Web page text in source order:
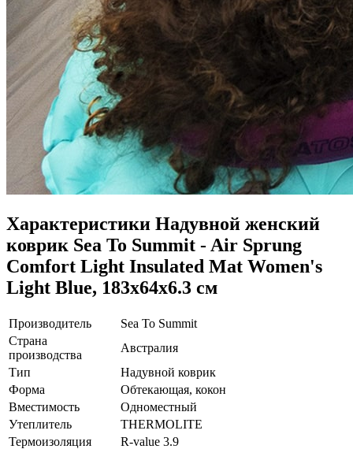
Характеристики Надувной женский
коврик Sea To Summit - Air Sprung
Comfort Light Insulated Mat Women's
Light Blue, 183x64x6.3 см
Производитель
Sea To Summit
Страна
производства
Австралия
Тип
Надувной коврик
Форма
Обтекающая, кокон
Вместимость
Одноместный
Утеплитель
THERMOLITE
Термоизоляция
R-value 3.9